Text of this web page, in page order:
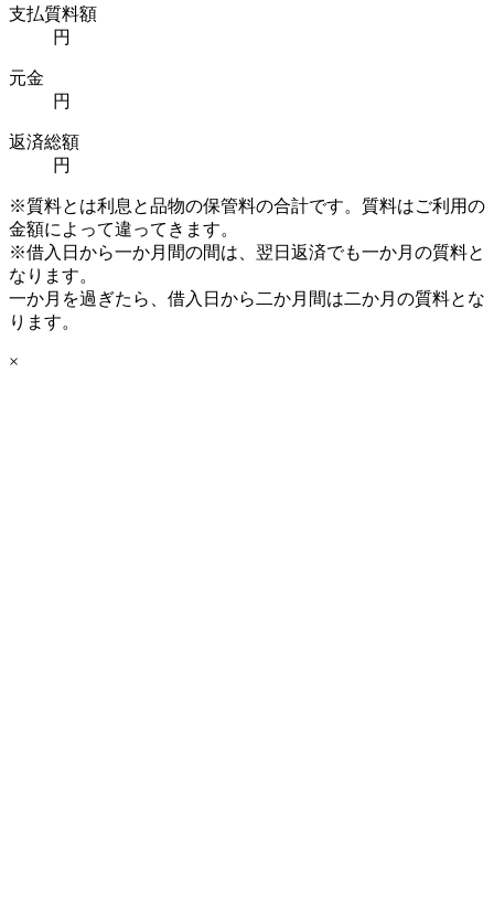
支払質料額
円
元金
円
返済総額
円
※質料とは利息と品物の保管料の合計です。質料はご利用の
金額によって違ってきます。
※借入日から一か月間の間は、翌日返済でも一か月の質料と
なります。
一か月を過ぎたら、借入日から二か月間は二か月の質料とな
ります。
×